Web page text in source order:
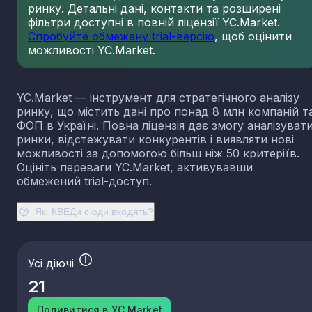
Які КВЕДи сюди входять?
ринку. Детальні дані, контакти та розширені
фільтри доступні в повній ліцензії YC.Market.
Спробуйте обмежену trial-версію, щоб оцінити
можливості YC.Market.
YC.Market — інструмент для стратегічного аналізу
ринку, що містить дані про понад 8 млн компаній
ФОП в Україні. Повна ліцензія дає змогу
ринки, відстежувати конкурентів і виявляти нові
можливості за допомогою більш ніж 50 критеріїв.
Оцініть переваги YC.Market, активувавши
обмежений trial-доступ.
Усі діючі
21
Подивитися в YC.Market
23.13 Виробництво порожнистого скла
23.14 Виробництво скловолокна
23.19 Виробництво й оброблення інших скляних
23.31 Виробництво керамічних плиток і плит
23.32 Виробництво цегли, черепиці та інших
виробів із випаленої глини
23.41
Виробництво господарських і декоративних
керамічних виробів
23.42
Виробництво керамічних санітарно-технічних
23.43 Виробництво керамічних електроізоляторів та
ізоляційної арматури
призначення
23.49 Виробництво інших керамічних виробів
23.52 Виробництво вапна та гіпсових сумішей